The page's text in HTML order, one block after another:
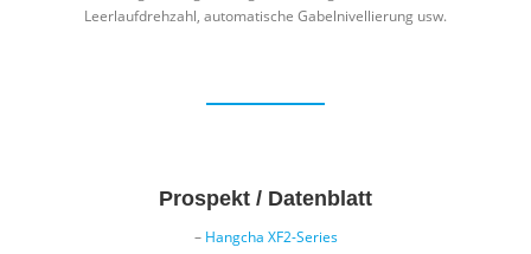
Leerlaufdrehzahl, automatische Gabelnivellierung usw.
Prospekt / Datenblatt
– Hangcha XF2-Series